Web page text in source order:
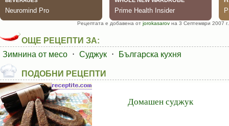
Рецептата е добавена от jorokasarov на 3 Септември 2007 г.
ОЩЕ РЕЦЕПТИ ЗА:
Зимнина от месо ⋅ Суджук ⋅ Българска кухня
ПОДОБНИ РЕЦЕПТИ
Домашен суджук